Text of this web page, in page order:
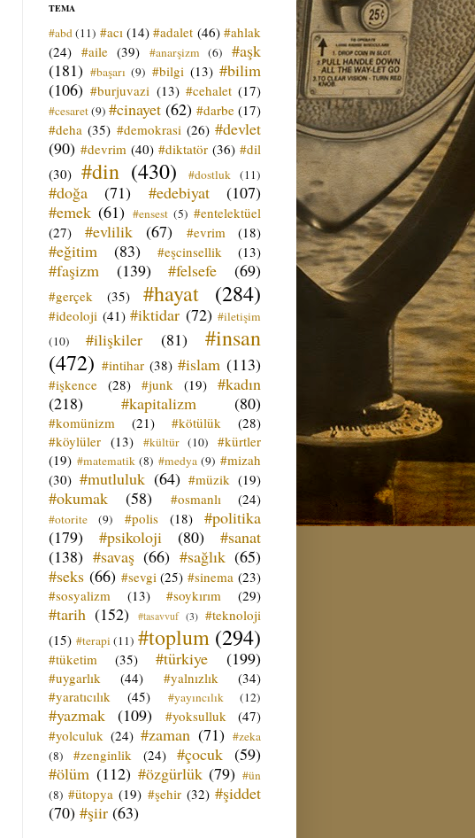
TEMA
#abd (11) #acı (14) #adalet (46) #ahlak
(24) #aile (39) #anarşizm (6)
#aşk
(181) #başarı (9) #bilgi (13) #bilim
(106) #burjuvazi (13) #cehalet (17)
#cesaret(9) #cinayet (62) #darbe (17)
#deha (35) #demokrasi (26) #devlet
(90) #devrim (40) #diktatör (36) #dil
(30) #din (430) #dostluk (11)
#doğa (71) #edebiyat
(107)
#emek (61) #ensest (5) #entelektüel
(27)
#evlilik (67) #evrim (18)
#eğitim (83) #eşcinsellik (13)
#faşizm (139) #felsefe (69)
#gerçek (35) #hayat (284)
#ideoloji (41) #iktidar (72) #iletişim
(10)
#ilişkiler (81)
#insan
(472) #intihar (38) #islam (113)
#işkence (28) #junk (19) #kadın
(218)
#kapitalizm (80)
#komünizm (21) #kötülük
(28)
#köylüler (13) #kültür (10)
#kürtler
(19) #matematik (8) #medya (9) #mizah
(30) #mutluluk (64) #müzik (19)
#okumak (58) #osmanlı (24)
#otorite (9) #polis (18)
#politika
(179)
#psikoloji (80)
#sanat
(138) #savaş (66) #sağlık (65)
#seks (66) #sevgi (25) #sinema (23)
#sosyalizm
(13) #soykırım (29)
#tarih (152) #tasavvuf (3) #teknoloji
(15) #terapi (11) #toplum (294)
#tüketim (35) #türkiye (199)
#uygarlık (44) #yalnızlık
(34)
#yaratıcılık
(45) #yayıncılık (12)
#yazmak (109) #yoksulluk
(47)
#yolculuk (24) #zaman (71) #zeka
(8)
#zenginlik (24) #çocuk (59)
#ölüm (112) #özgürlük (79) #ün
(8) #ütopya (19) #şehir (32) #şiddet
(70) #şiir (63)